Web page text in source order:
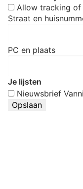
Allow tracking of
Straat en
PC en plaats
Je lijsten
Nieuwsbrief